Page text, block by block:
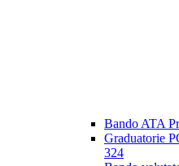
Bando ATA
Graduatorie
324